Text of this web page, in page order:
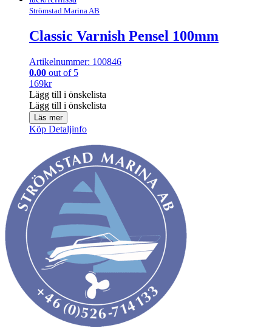
Strömstad Marina AB
Classic Varnish Pensel 100mm
Artikelnummer: 100846
0.00 out of 5
169kr
Lägg till i önskelista
Lägg till i önskelista
Läs mer
Köp Detaljinfo